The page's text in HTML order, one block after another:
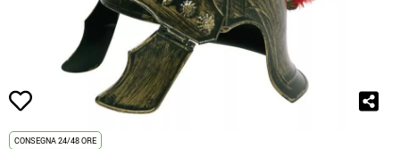
CONSEGNA 24/48 ORE